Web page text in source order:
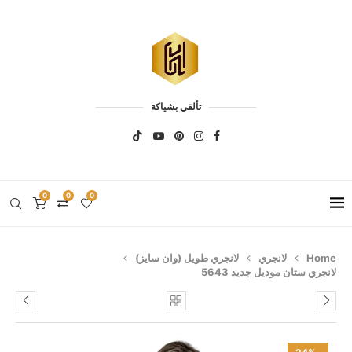
تألقي بشياكة
0 0 0
Home لانجري
لانجري طويل (وان سايز)
لانجري ستان موديل جديد 5643